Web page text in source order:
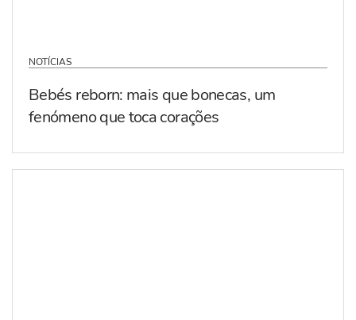
NOTÍCIAS
Bebés reborn: mais que bonecas, um
fenómeno que toca corações